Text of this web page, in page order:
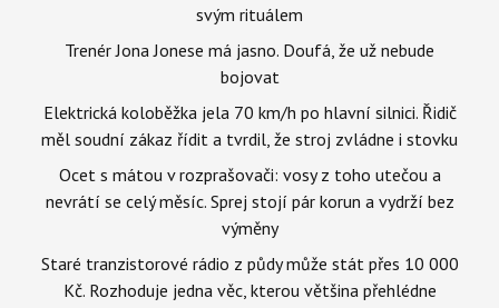
svým rituálem
Trenér Jona Jonese má jasno. Doufá, že už nebude
bojovat
Elektrická koloběžka jela 70 km/h po hlavní silnici. Řidič
měl soudní zákaz řídit a tvrdil, že stroj zvládne i stovku
Ocet s mátou v rozprašovači: vosy z toho utečou a
nevrátí se celý měsíc. Sprej stojí pár korun a vydrží bez
výměny
Staré tranzistorové rádio z půdy může stát přes 10 000
Kč. Rozhoduje jedna věc, kterou většina přehlédne